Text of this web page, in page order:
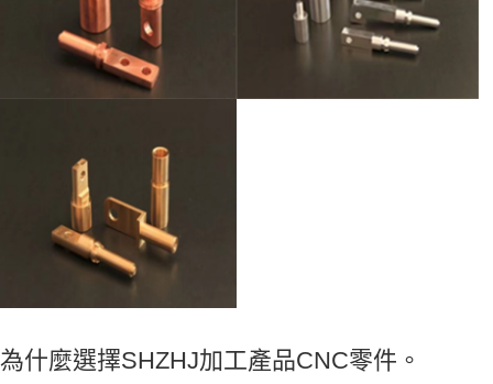
為什麼選擇SHZHJ加工產品CNC零件。